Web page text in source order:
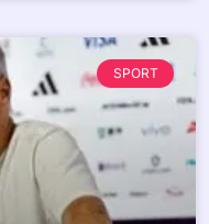
SPORT